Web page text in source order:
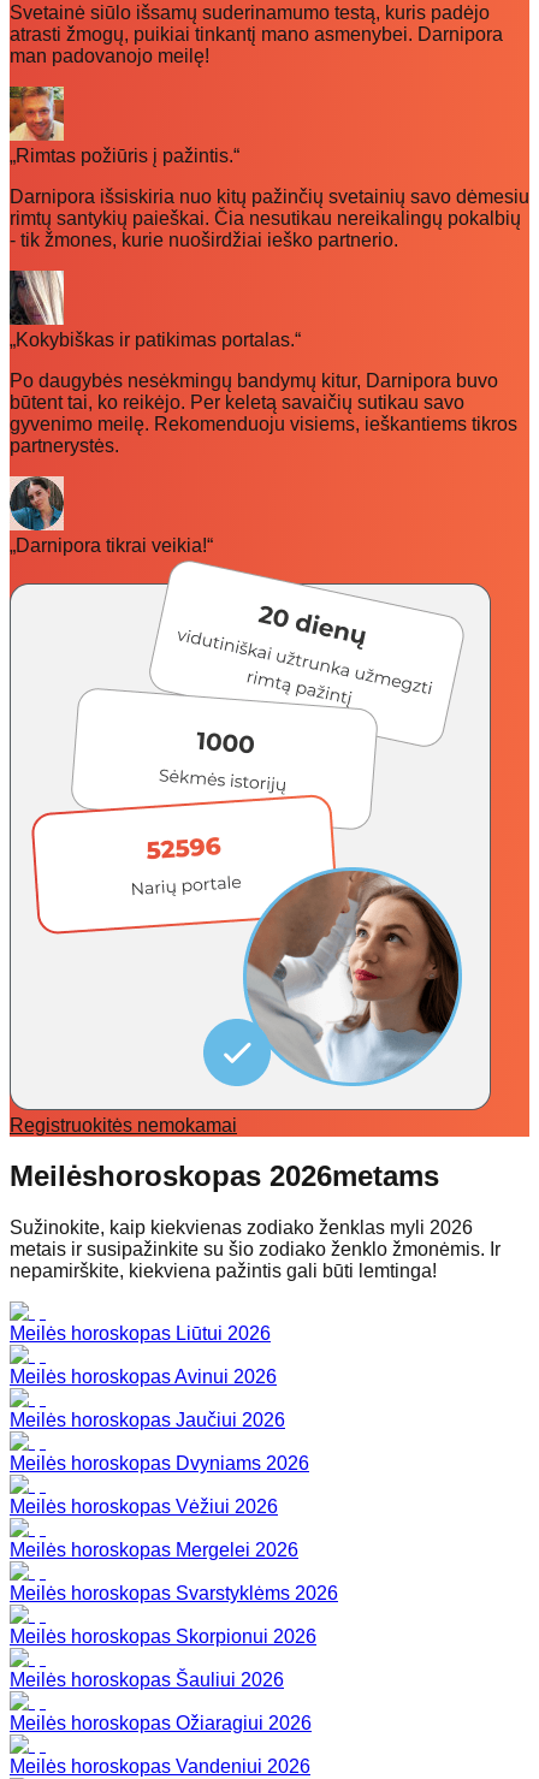
Svetainė siūlo išsamų suderinamumo testą, kuris padėjo
atrasti žmogų, puikiai tinkantį mano asmenybei. Darnipora
man padovanojo meilę!
„Rimtas požiūris į pažintis.“
Darnipora išsiskiria nuo kitų pažinčių svetainių savo dėmesiu
rimtų santykių paieškai. Čia nesutikau nereikalingų pokalbių
- tik žmones, kurie nuoširdžiai ieško partnerio.
„Kokybiškas ir patikimas portalas.“
Po daugybės nesėkmingų bandymų kitur, Darnipora buvo
būtent tai, ko reikėjo. Per keletą savaičių sutikau savo
gyvenimo meilę. Rekomenduoju visiems, ieškantiems tikros
partnerystės.
„Darnipora tikrai veikia!“
Registruokitės nemokamai
Meilėshoroskopas 2026metams
Sužinokite, kaip kiekvienas zodiako ženklas myli 2026
metais ir susipažinkite su šio zodiako ženklo žmonėmis. Ir
nepamirškite, kiekviena pažintis gali būti lemtinga!
Meilės horoskopas Liūtui 2026
Meilės horoskopas Avinui 2026
Meilės horoskopas Jaučiui 2026
Meilės horoskopas Dvyniams 2026
Meilės horoskopas Vėžiui 2026
Meilės horoskopas Mergelei 2026
Meilės horoskopas Svarstyklėms 2026
Meilės horoskopas Skorpionui 2026
Meilės horoskopas Šauliui 2026
Meilės horoskopas Ožiaragiui 2026
Meilės horoskopas Vandeniui 2026